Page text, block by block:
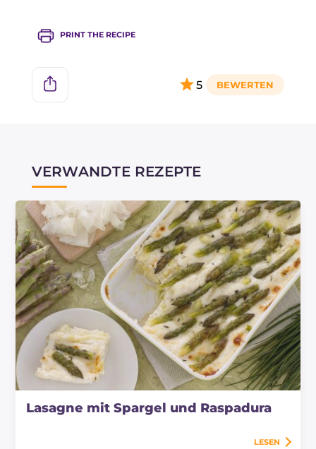
gewürfelten gekochten Schinken oder Speck
hinzufügen.
PRINT THE RECIPE
5
VERWANDTE REZEPTE
Lasagne mit Spargel und Raspadura
LESEN